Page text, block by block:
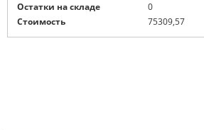
Остатки на складе
0
Стоимость
75309,57